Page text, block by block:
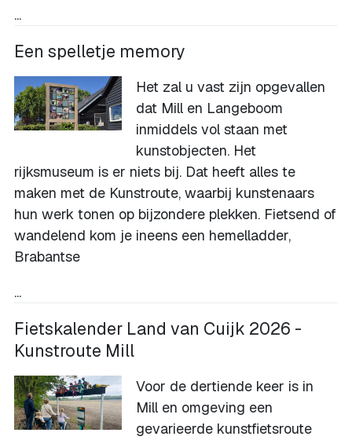
...
Een spelletje memory
Het zal u vast zijn opgevallen
dat Mill en Langeboom
inmiddels vol staan met
kunstobjecten. Het
rijksmuseum is er niets bij. Dat heeft alles te
maken met de Kunstroute, waarbij kunstenaars
hun werk tonen op bijzondere plekken. Fietsend of
wandelend kom je ineens een hemelladder,
Brabantse
...
Fietskalender Land van Cuijk 2026 -
Kunstroute Mill
Voor de dertiende keer is in
Mill en omgeving een
gevarieerde kunstfietsroute